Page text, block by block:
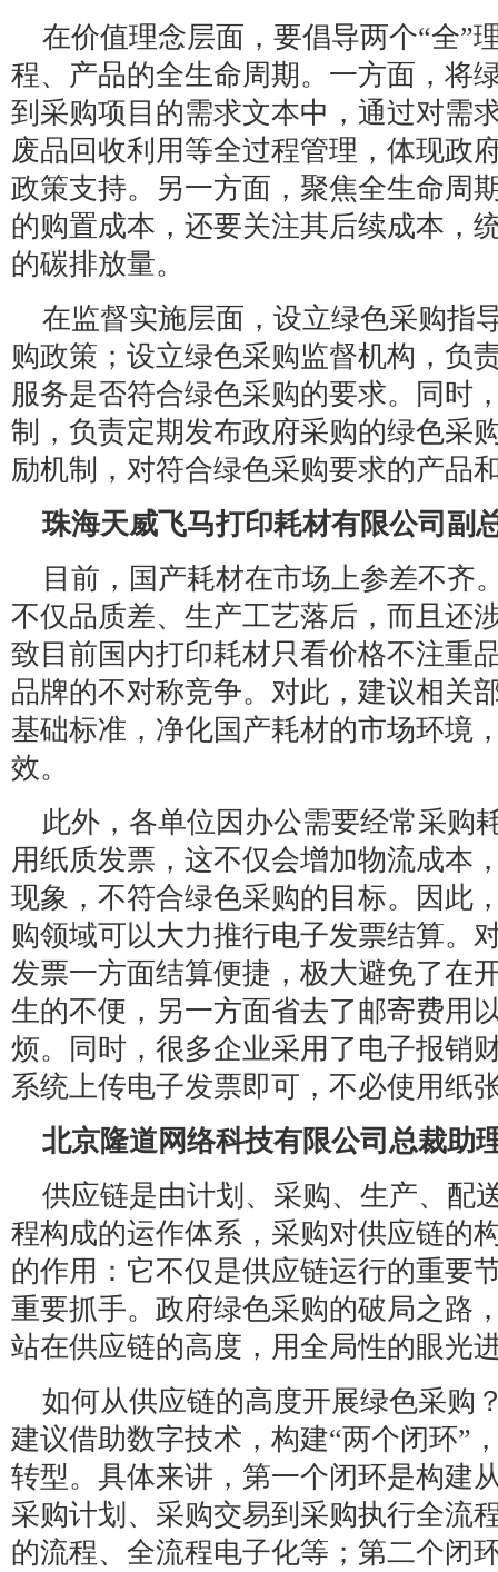
在价值理念层面，要倡导两个“全”
程、产品的全生命周期。一方面，将
到采购项目的需求文本中，通过对需
废品回收利用等全过程管理，体现政
政策支持。另一方面，聚焦全生命周
的购置成本，还要关注其后续成本，
的碳排放量。
在监督实施层面，设立绿色采购指
购政策；设立绿色采购监督机构，负
服务是否符合绿色采购的要求。同时
制，负责定期发布政府采购的绿色采
励机制，对符合绿色采购要求的产品
珠海天威飞马打印耗材有限公司副
目前，国产耗材在市场上参差不齐
不仅品质差、生产工艺落后，而且还
致目前国内打印耗材只看价格不注重
品牌的不对称竞争。对此，建议相关
基础标准，净化国产耗材的市场环境
效。
此外，各单位因办公需要经常采购
用纸质发票，这不仅会增加物流成本
现象，不符合绿色采购的目标。因此
购领域可以大力推行电子发票结算。
发票一方面结算便捷，极大避免了在
生的不便，另一方面省去了邮寄费用
烦。同时，很多企业采用了电子报销
系统上传电子发票即可，不必使用纸
北京隆道网络科技有限公司总裁助
供应链是由计划、采购、生产、配
程构成的运作体系，采购对供应链的
的作用：它不仅是供应链运行的重要
重要抓手。政府绿色采购的破局之路
站在供应链的高度，用全局性的眼光
如何从供应链的高度开展绿色采购
建议借助数字技术，构建“两个闭环”
转型。具体来讲，第一个闭环是构建
采购计划、采购交易到采购执行全流
的流程、全流程电子化等；第二个闭